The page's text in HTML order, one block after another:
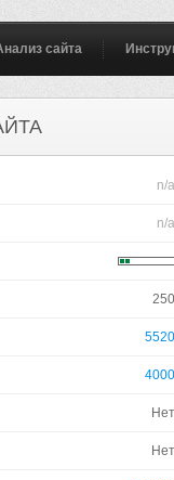
сайта
n/a
n/a
250
5520
4000
Нет
Нет